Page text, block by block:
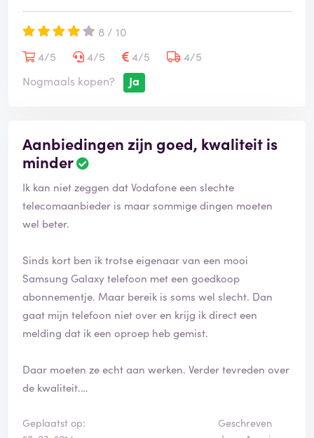
8 / 10
4/5
4/5 4/5
4/5
Nogmaals kopen?
Ja
Aanbiedingen zijn goed, kwaliteit is
minder
Ik kan niet zeggen dat Vodafone een slechte
telecomaanbieder is maar sommige dingen moeten
wel beter.
Sinds kort ben ik trotse eigenaar van een mooi
Samsung Galaxy telefoon met een goedkoop
abonnementje. Maar bereik is soms wel slecht. Dan
gaat mijn telefoon niet over en krijg ik direct een
melding dat ik een oproep heb gemist.
Daar moeten ze echt aan werken. Verder tevreden over
de kwaliteit.
Geplaatst op:
Geschreven